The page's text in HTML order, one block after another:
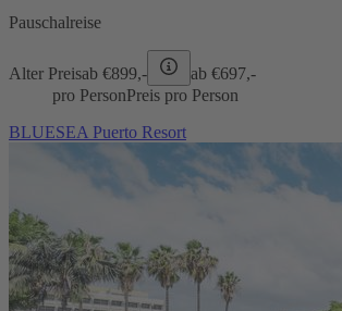
Pauschalreise
Alter Preisab €899,- ab €697,-
pro PersonPreis pro Person
BLUESEA Puerto Resort